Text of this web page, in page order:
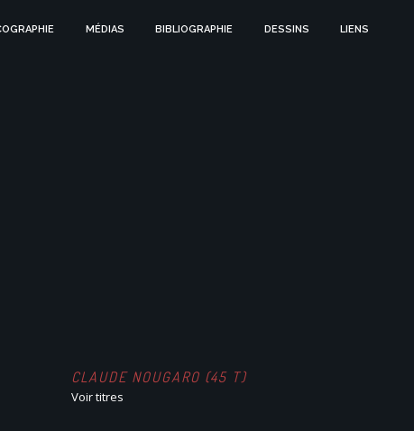
MÉDIAS BIBLIOGRAPHIE DESSINS LIENS
CLAUDE NOUGARO (45 T)
Voir titres